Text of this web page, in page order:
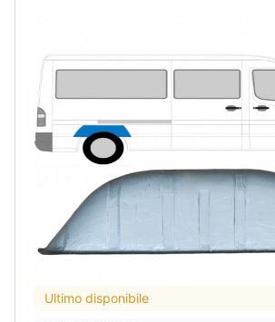
Ultimo disponibile